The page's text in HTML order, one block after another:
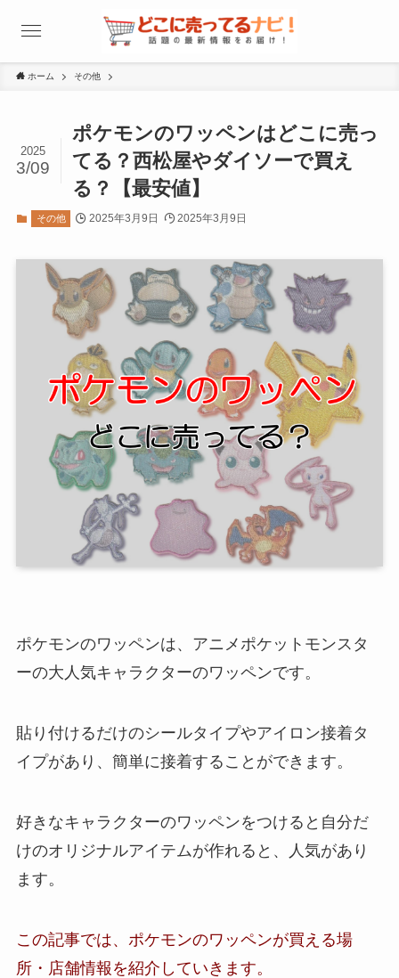
ホーム その他
ポケモンのワッペンはどこに売っ
てる？西松屋やダイソーで買え
る？【最安値】
2025
3/09
その他 2025年3月9日 2025年3月9日
ポケモンのワッペンは、アニメポケットモンスタ
ーの大人気キャラクターのワッペンです。
貼り付けるだけのシールタイプやアイロン接着タ
イプがあり、簡単に接着することができます。
好きなキャラクターのワッペンをつけると自分だ
けのオリジナルアイテムが作れると、人気があり
ます。
この記事では、ポケモンのワッペンが買える場
所・店舗情報 を紹介していきます。